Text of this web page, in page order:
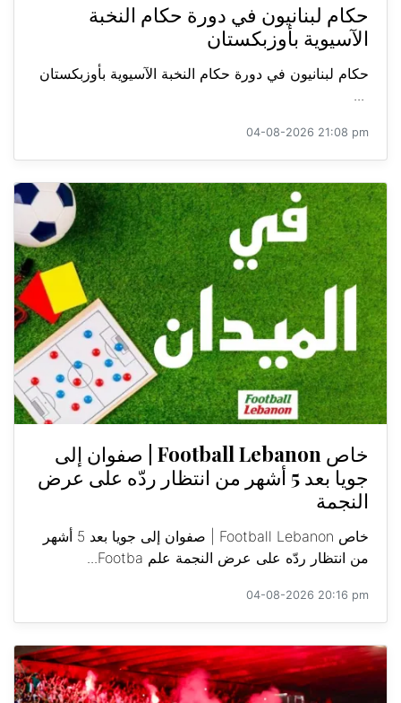
حكام لبنانيون في دورة حكام النخبة
الآسيوية بأوزبكستان
حكام لبنانيون في دورة حكام النخبة الآسيوية بأوزبكستان
...
04-08-2026 21:08 pm
خاص Football Lebanon | صفوان إلى
جويا بعد 5 أشهر من انتظار ردّه على عرض
النجمة
خاص Football Lebanon | صفوان إلى جويا بعد 5 أشهر
من انتظار ردّه على عرض النجمة علم Footba...
04-08-2026 20:16 pm